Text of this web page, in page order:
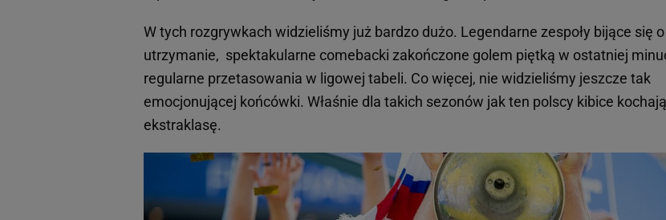
W tych rozgrywkach widzieliśmy już bardzo dużo. Legendarne zespoły bijące się o
utrzymanie, spektakularne comebacki zakończone golem piętką w ostatniej
regularne przetasowania w ligowej tabeli. Co więcej, nie widzieliśmy jeszcze tak
emocjonującej końcówki. Właśnie dla takich sezonów jak ten polscy kibice kochają
ekstraklasę.